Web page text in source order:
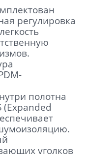
регулировка
полотна
(Expanded
уголков